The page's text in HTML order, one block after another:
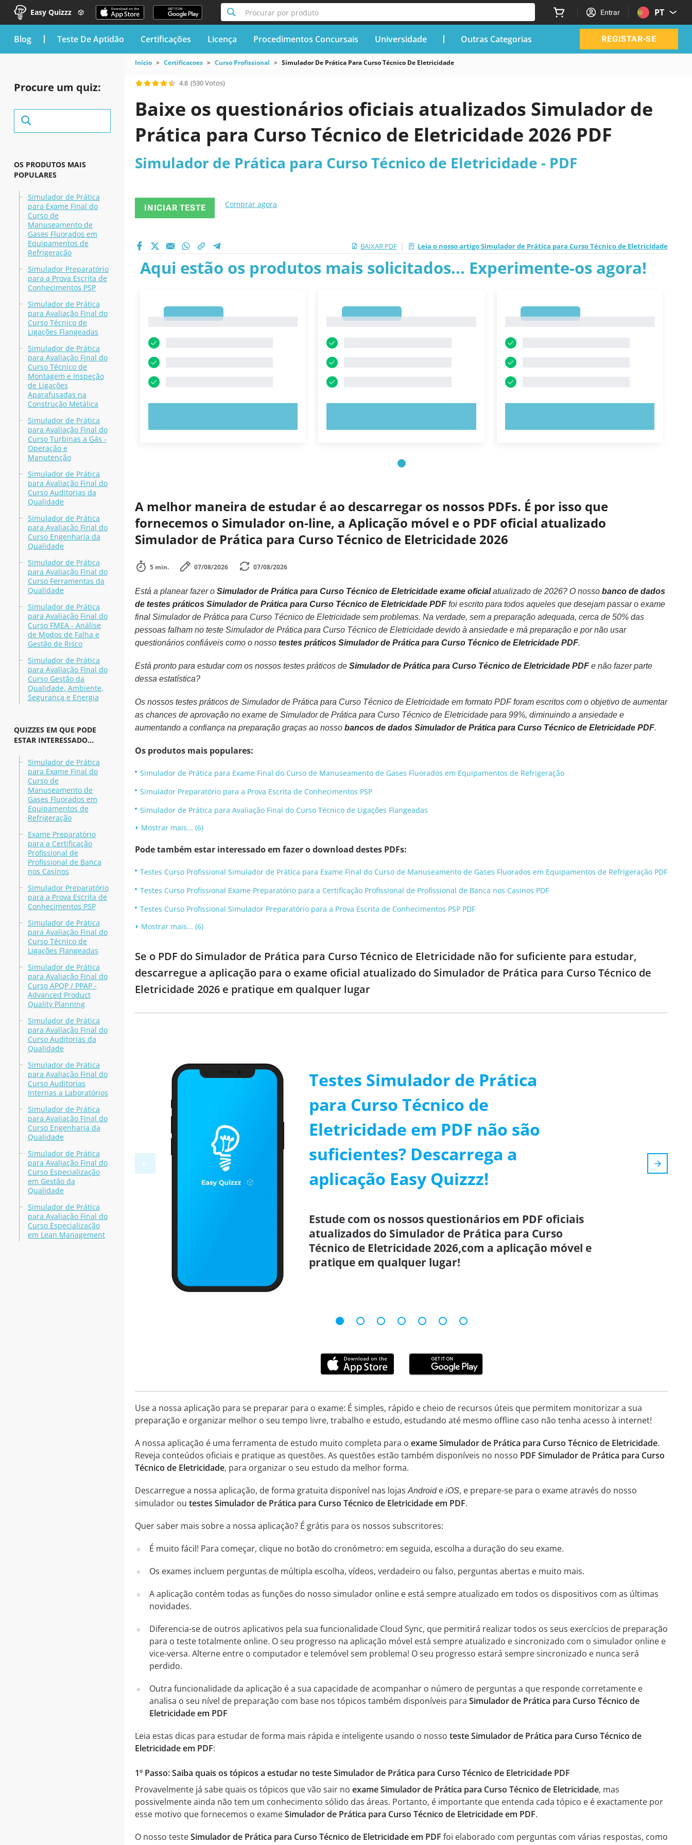
Easy Quizzz Procurar por produto Entrar PT
blog Teste De Aptidão Certificações Licença Procedimentos Concursais Universidade Outras Categorias REGISTAR-SE
Procure um quiz:
OS PRODUTOS MAIS
POPULARES
Simulador de Prática
para Exame Final do
Curso de
Manuseamento de
Gases Fluorados em
Equipamentos de
Refrigeração
Simulador Preparatório
para a Prova Escrita de
Conhecimentos PSP
Simulador de Prática
para Avaliação Final do
Curso Técnico de
Ligações Flangeadas
Simulador de Prática
para Avaliação Final do
Curso Técnico de
Montagem e Inspeção
de Ligações
Aparafusadas na
Construção Metálica
Simulador de Prática
para Avaliação Final do
Curso Turbinas a Gás -
Operação e
Manutenção
Simulador de Prática
para Avaliação Final do
Curso Auditorias da
Qualidade
Simulador de Prática
para Avaliação Final do
Curso Engenharia da
Qualidade
Simulador de Prática
para Avaliação Final do
Curso Ferramentas da
Qualidade
Simulador de Prática
para Avaliação Final do
Curso FMEA - Análise
de Modos de Falha e
Gestão de Risco
Simulador de Prática
para Avaliação Final do
Curso Gestão da
Qualidade, Ambiente,
Segurança e Energia
QUIZZES EM QUE PODE
ESTAR INTERESSADO...
Simulador de Prática
para Exame Final do
Curso de
Manuseamento de
Gases Fluorados em
Equipamentos de
Refrigeração
Exame Preparatório
para a Certificação
Profissional de
Profissional de Banca
nos Casinos
Simulador Preparatório
para a Prova Escrita de
Conhecimentos PSP
Simulador de Prática
para Avaliação Final do
Curso Técnico de
Ligações Flangeadas
Simulador de Prática
para Avaliação Final do
Curso APQP / PPAP -
Advanced Product
Quality Planning
Simulador de Prática
para Avaliação Final do
Curso Auditorias da
Qualidade
Simulador de Prática
para Avaliação Final do
Curso Auditorias
Internas a Laboratórios
Simulador de Prática
para Avaliação Final do
Curso Engenharia da
Qualidade
Simulador de Prática
para Avaliação Final do
Curso Especialização
em Gestão da
Qualidade
Simulador de Prática
para Avaliação Final do
Curso Especialização
em Lean Management
Início Certificacoes Curso Profissional Simulador De Prática Para Curso Técnico De Eletricidade
4.8 (530 Votos)
Baixe os questionários oficiais atualizados Simulador de
Prática para Curso Técnico de Eletricidade 2026 PDF
Simulador de Prática para Curso Técnico de Eletricidade - PDF
INICIAR TESTE Comprar agora
BAIXAR PDF | Leia o nosso artigo Simulador de Prática para Curso Técnico de Eletricidade
Aqui estão os produtos mais solicitados... Experimente-os agora!
A melhor maneira de estudar é ao descarregar os nossos PDFs. É por isso que
fornecemos o Simulador on-line, a Aplicação móvel e o PDF oficial atualizado
Simulador de Prática para Curso Técnico de Eletricidade 2026
5 min. 07/08/2026 07/08/2026
Está a planear fazer o Simulador de Prática para Curso Técnico de Eletricidade exame oficialatualizado de 2026? O nosso banco de dados
de testes práticos Simulador de Prática para Curso Técnico de Eletricidade PDFfoi escrito para todos aqueles que desejam passar o exame
final Simulador de Prática para Curso Técnico de Eletricidade sem problemas. Na verdade, sem a preparação adequada, cerca de 50% das
pessoas falham no teste Simulador de Prática para Curso Técnico de Eletricidade devido à ansiedade e má preparação e por não usar
questionários confiáveis como o nosso testes práticos Simulador de Prática para Curso Técnico de Eletricidade PDF.
Está pronto para estudar com os nossos testes práticos de Simulador de Prática para Curso Técnico de Eletricidade PDFe não fazer parte
dessa estatística?
Os nossos testes práticos de Simulador de Prática para Curso Técnico de Eletricidade em formato PDF foram escritos com o objetivo de aumentar
as chances de aprovação no exame de Simulador de Prática para Curso Técnico de Eletricidade para 99%, diminuindo a ansiedade e
aumentando a confiança na preparação graças ao nosso bancos de dados Simulador de Prática para Curso Técnico de Eletricidade PDF.
Os produtos mais populares:
Simulador de Prática para Exame Final do Curso de Manuseamento de Gases Fluorados em Equipamentos de Refrigeração
Simulador Preparatório para a Prova Escrita de Conhecimentos PSP
Simulador de Prática para Avaliação Final do Curso Técnico de Ligações Flangeadas
Mostrar mais... (6)
Pode também estar interessado em fazer o download destes PDFs:
Testes Curso Profissional Simulador de Prática para Exame Final do Curso de Manuseamento de Gases Fluorados em Equipamentos de Refrigeração PDF
Testes Curso Profissional Exame Preparatório para a Certificação Profissional de Profissional de Banca nos Casinos PDF
Testes Curso Profissional Simulador Preparatório para a Prova Escrita de Conhecimentos PSP PDF
Mostrar mais... (6)
Se o PDF do Simulador de Prática para Curso Técnico de Eletricidade não for suficiente para estudar,
descarregue a aplicação para o exame oficial atualizado do Simulador de Prática para Curso Técnico de
Eletricidade 2026 e pratique em qualquer lugar
Testes Simulador de Prática
para Curso Técnico de
Eletricidade em PDF não são
suficientes? Descarrega a
aplicação Easy Quizzz!
Estude com os nossos questionários em PDF oficiais
atualizados do Simulador de Prática para Curso
Técnico de Eletricidade 2026,com a aplicação móvel e
pratique em qualquer lugar!
Use a nossa aplicação para se preparar para o exame: É simples, rápido e cheio de recursos úteis que permitem monitorizar a sua
preparação e organizar melhor o seu tempo livre, trabalho e estudo, estudando até mesmo offline caso não tenha acesso à internet!
A nossa aplicação é uma ferramenta de estudo muito completa para o exame Simulador de Prática para Curso Técnico de Eletricidade.
Reveja conteúdos oficiais e pratique as questões. As questões estão também disponíveis no nosso PDF Simulador de Prática para Curso
Técnico de Eletricidade, para organizar o seu estudo da melhor forma.
Descarregue a nossa aplicação, de forma gratuita disponível nas lojasAndroide iOS, e prepare-se para o exame através do nosso
simulador ou testes Simulador de Prática para Curso Técnico de Eletricidade em PDF.
Quer saber mais sobre a nossa aplicação? É grátis para os nossos subscritores:
É muito fácil! Para começar, clique no botão do cronómetro: em seguida, escolha a duração do seu exame.
Os exames incluem perguntas de múltipla escolha, vídeos, verdadeiro ou falso, perguntas abertas e muito mais.
A aplicação contém todas as funções do nosso simulador online e está sempre atualizado em todos os dispositivos com as últimas
novidades.
Diferencia-se de outros aplicativos pela sua funcionalidade Cloud Sync, que permitirá realizar todos os seus exercícios de preparação
para o teste totalmente online. O seu progresso na aplicação móvel está sempre atualizado e sincronizado com o simulador online e
vice-versa. Alterne entre o computador e telemóvel sem problema! O seu progresso estará sempre sincronizado e nunca será
perdido.
Outra funcionalidade da aplicação é a sua capacidade de acompanhar o número de perguntas a que responde corretamente e
analisa o seu nível de preparação com base nos tópicos também disponíveis para Simulador de Prática para Curso Técnico de
Eletricidade em PDF
Leia estas dicas para estudar de forma mais rápida e inteligente usando o nosso teste Simulador de Prática para Curso Técnico de
Eletricidade em PDF:
1º Passo: Saiba quais os tópicos a estudar no teste Simulador de Prática para Curso Técnico de Eletricidade PDF
Provavelmente já sabe quais os tópicos que vão sair no exame Simulador de Prática para Curso Técnico de Eletricidade, mas
possivelmente ainda não tem um conhecimento sólido das áreas. Portanto, é importante que entenda cada tópico e é exactamente por
esse motivo que fornecemos o exameSimulador de Prática para Curso Técnico de Eletricidade em PDF.
O nosso testeSimulador de Prática para Curso Técnico de Eletricidade em PDF foi elaborado com perguntas com várias respostas, como